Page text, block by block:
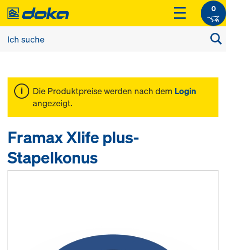
0
Die Produktpreise werden nach dem Login
angezeigt.
Framax Xlife plus-
Stapelkonus